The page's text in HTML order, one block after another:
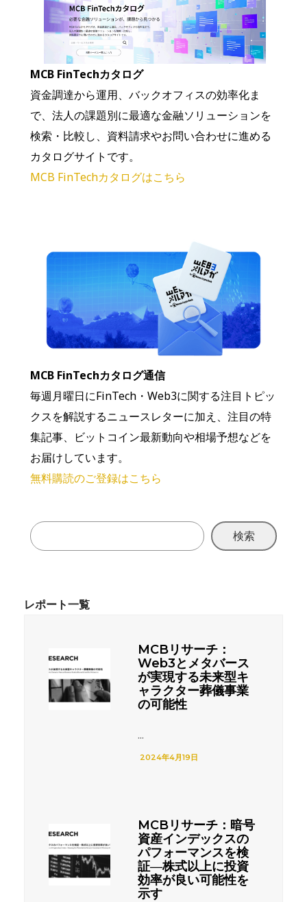
MCB FinTechカタログ
資金調達から運用、バックオフィスの効率化ま
で、法人の課題別に最適な金融ソリューションを
検索・比較し、資料請求やお問い合わせに進める
カタログサイトです。
MCB FinTechカタログはこちら
MCB FinTechカタログ通信
毎週月曜日にFinTech・Web3に関する注目トピッ
クスを解説するニュースレターに加え、注目の特
集記事、ビットコイン最新動向や相場予想などを
お届けしています。
無料購読のご登録はこちら
検索
MCBリサーチ：
Web3とメタバース
が実現する未来型キ
ャラクター葬儀事業
の可能性
...
2024年4月19日
MCBリサーチ：暗号
資産インデックスの
パフォーマンスを検
証―株式以上に投資
効率が良い可能性を
示す